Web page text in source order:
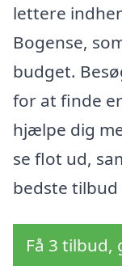
lettere
Bogense,
budget.
for at finde
hjælpe dig
se flot ud,
bedste
Få 3